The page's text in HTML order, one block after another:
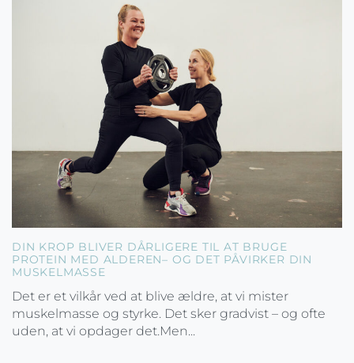
DIN KROP BLIVER DÅRLIGERE TIL AT BRUGE
PROTEIN MED ALDEREN– OG DET PÅVIRKER DIN
MUSKELMASSE
Det er et vilkår ved at blive ældre, at vi mister
muskelmasse og styrke. Det sker gradvist – og ofte
uden, at vi opdager det.Men...